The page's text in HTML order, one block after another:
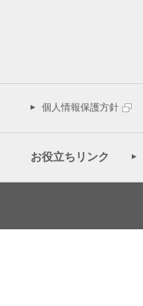
個人情報保護方針
お役立ちリンク